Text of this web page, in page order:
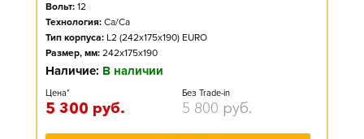
Вольт: 12
Технология: Ca/Ca
Тип корпуса: L2 (242x175x190) EURO
Размер, мм: 242x175x190
Наличие: В наличии
Цена*
5 300 руб.
Без Trade-in
5 800 руб.